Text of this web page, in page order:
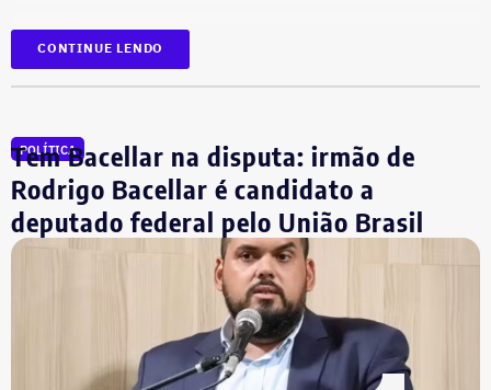
Ainda participarão do julgamento os ministros Flávio
Dino, Cármen Lúcia e Cristiano Zanin.
“Amado Mundo”.
Proposta prevê fundir municípios que
‘recebem mais recursos do que
repassam’
No vídeo, o político e advogado carioca também afirma
que 67% da população de Laje do Muriaé seria formada
por “miseráveis”, e que a economia local dependeria
basicamente da prefeitura, citando ainda a baixa geração
de empregos e que “zero por cento da cidade tem
O jurista — que afirma ser o “candidato do presidente
CONTINUE LENDO
POLÍTICA
Tem Bacellar na disputa: irmão de
Rodrigo Bacellar é candidato a
deputado federal pelo União Brasil